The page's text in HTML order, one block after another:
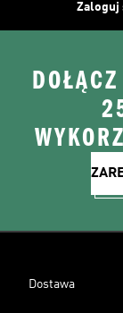
Zaloguj
Dostawa